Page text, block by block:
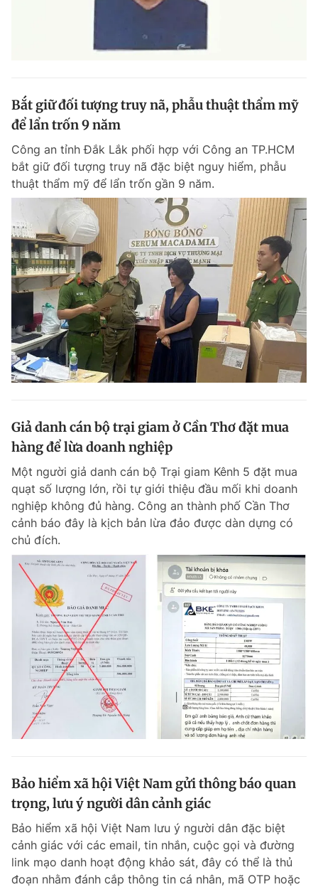
Bắt giữ đối tượng truy nã, phẫu thuật thẩm mỹ
để lẩn trốn 9 năm
Công an tỉnh Đắk Lắk phối hợp với Công an TP.HCM
bắt giữ đối tượng truy nã đặc biệt nguy hiểm, phẫu
thuật thẩm mỹ để lẩn trốn gần 9 năm.
Giả danh cán bộ trại giam ở Cần Thơ đặt mua
hàng để lừa doanh nghiệp
Một người giả danh cán bộ Trại giam Kênh 5 đặt mua
quạt số lượng lớn, rồi tự giới thiệu đầu mối khi doanh
nghiệp không đủ hàng. Công an thành phố Cần Thơ
cảnh báo đây là kịch bản lừa đảo được dàn dựng có
chủ đích.
Bảo hiểm xã hội Việt Nam gửi thông báo quan
trọng, lưu ý người dân cảnh giác
Bảo hiểm xã hội Việt Nam lưu ý người dân đặc biệt
cảnh giác với các email, tin nhắn, cuộc gọi và đường
link mạo danh hoạt động khảo sát, đây có thể là thủ
đoạn nhằm đánh cắp thông tin cá nhân, mã OTP hoặc